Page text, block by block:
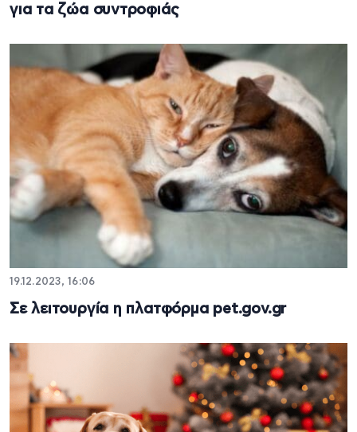
για τα ζώα συντροφιάς
19.12.2023, 16:06
Σε λειτουργία η πλατφόρμα pet.gov.gr